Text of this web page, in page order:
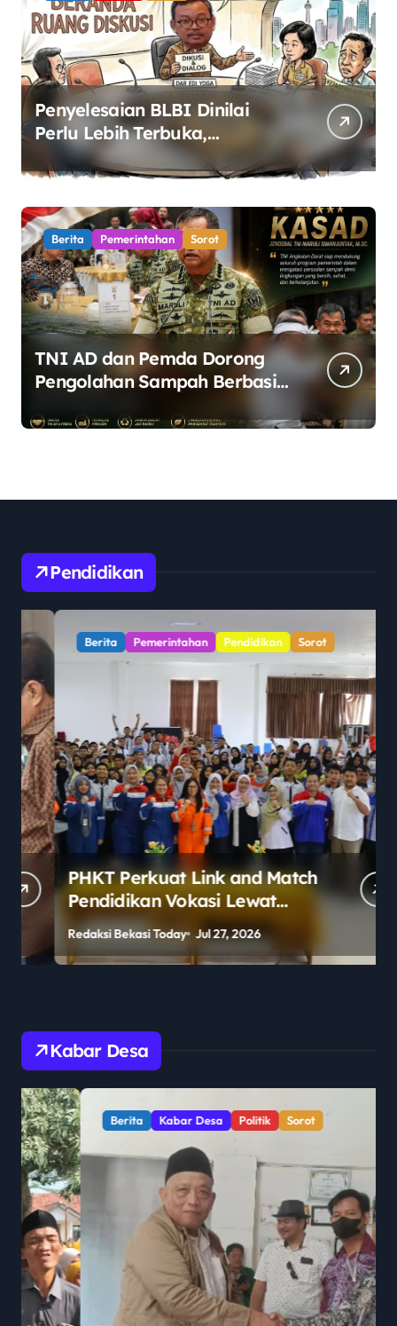
Penyelesaian BLBI Dinilai
Perlu Lebih Terbuka,
Pemerintah Diminta Buka
Ruang Dialog
Berita Pemerintahan Sorot
TNI AD dan Pemda Dorong
Pengolahan Sampah Berbasis
Pendidikan
Pemerintahan Pendidikan Sorot
PHKT Perkuat Link and Match
Pendidikan Vokasi Lewat
Program Guru Tamu di SMKN
2 Penajam Paser Utara
Redaksi Bekasi Today Jul 27, 2026
Kabar Desa
Berita Kabar Desa Politik Sorot